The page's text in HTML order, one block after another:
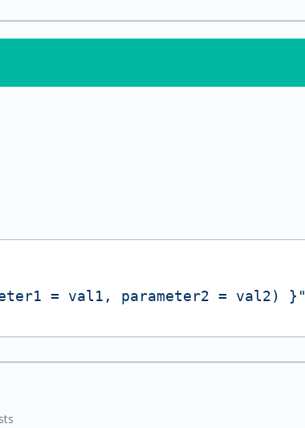
= val1, parameter2 = val2) }"